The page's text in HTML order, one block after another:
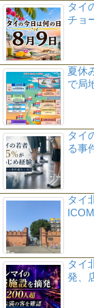
タイ
チョ
夏休
で局
タイ
る事
タイ
タイ
発、